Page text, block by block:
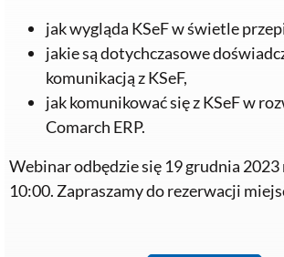
jak wygląda KSeF w świetle
jakie są dotychczasowe
komunikacją z KSeF,
jak komunikować się z KSeF w
Comarch ERP.
Webinar odbędzie się 19 grudnia 2023
10:00. Zapraszamy do rezerwacji